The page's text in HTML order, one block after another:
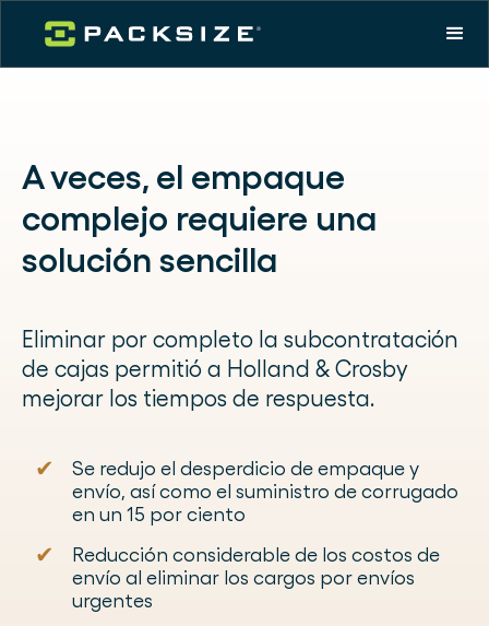
A veces, el empaque
complejo requiere una
solución sencilla
Eliminar por completo la subcontratación
de cajas permitió a Holland & Crosby
mejorar los tiempos de respuesta.
✔
Se redujo el desperdicio de empaque y
envío, así como el suministro de corrugado
en un 15 por ciento
✔
Reducción considerable de los costos de
envío al eliminar los cargos por envíos
urgentes